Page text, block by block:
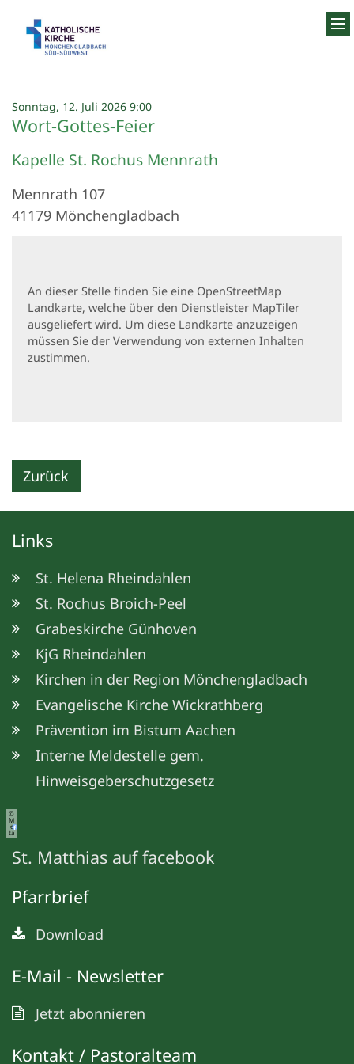
Sonntag, 12. Juli 2026 9:00:
Wort-Gottes-Feier
Kapelle St. Rochus Mennrath
Mennrath 107
41179 Mönchengladbach
An dieser Stelle finden Sie eine OpenStreetMap
Landkarte, welche über den Dienstleister MapTiler
ausgeliefert wird. Um diese Landkarte anzuzeigen
müssen Sie der Verwendung von externen Inhalten
zustimmen.
Zurück
Links
St. Helena Rheindahlen
St. Rochus Broich-Peel
Grabeskirche Günhoven
KjG Rheindahlen
Kirchen in der Region Mönchengladbach
Evangelische Kirche Wickrathberg
Prävention im Bistum Aachen
Interne Meldestelle gem.
Hinweisgeberschutzgesetz
©
M
e
ta
St. Matthias auf facebook
Pfarrbrief
Download
E-Mail - Newsletter
Jetzt abonnieren
Kontakt / Pastoralteam